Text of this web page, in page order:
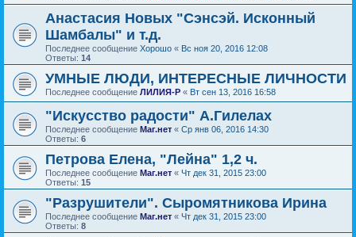
Анастасия Новых "Сэнсэй. Исконный
Шамбалы" и т.д.
Последнее сообщение Хорошо « Вс ноя 20, 2016 12:08
Ответы: 14
УМНЫЕ ЛЮДИ, ИНТЕРЕСНЫЕ ЛИЧНОСТИ
Последнее сообщение ЛИЛИЯ-Р « Вт сен 13, 2016 16:58
"Искусство радости" А.Гилелах
Последнее сообщение Маг.нет « Ср янв 06, 2016 14:30
Ответы: 6
Петрова Елена, "Лейна" 1,2 ч.
Последнее сообщение Маг.нет « Чт дек 31, 2015 23:00
Ответы: 15
"Разрушители". Сыромятникова Ирина
Последнее сообщение Маг.нет « Чт дек 31, 2015 23:00
Ответы: 8